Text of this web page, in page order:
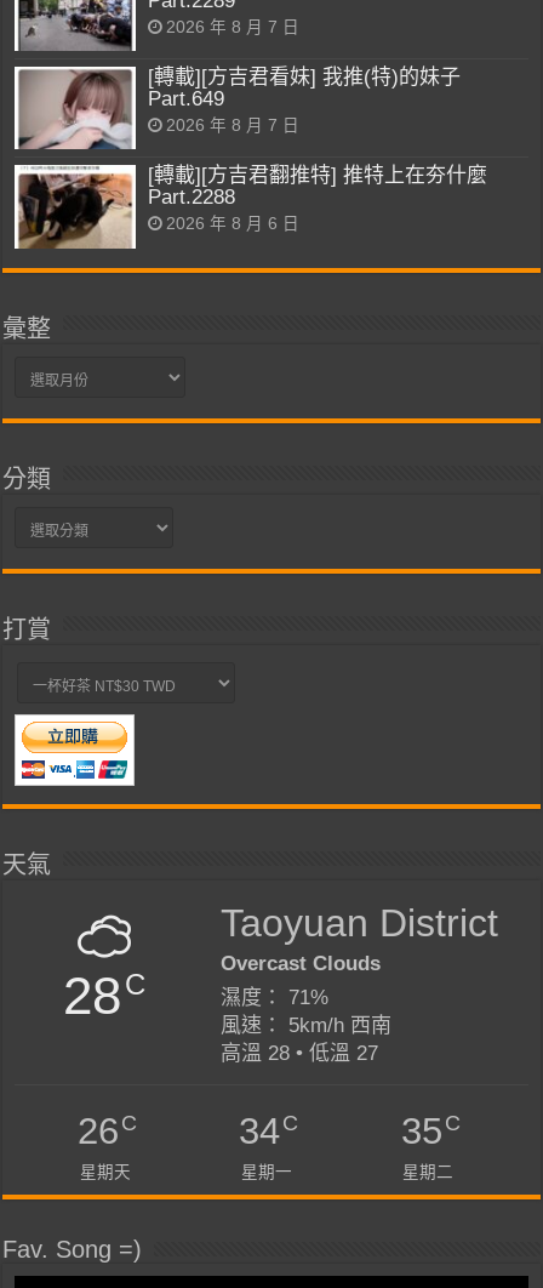
2026 年 8 月 7 日
[轉載][方吉君看妹] 我推(特)的妹子
Part.649
2026 年 8 月 7 日
[轉載][方吉君翻推特] 推特上在夯什麼
Part.2288
2026 年 8 月 6 日
彙整
彙
分類
分
打賞
天氣
28C
Taoyuan District
Overcast Clouds
濕度： 71%
風速： 5km/h 西南
高溫 28 • 低溫 27
26C
星期天
34C
星期一
35C
星期二
Fav. Song =)